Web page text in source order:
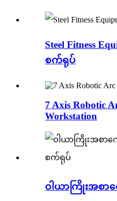
Steel Fitness
စက်ရုပ်
7 Axis Robotic
Workstation
ဝါယာကြိုးအစာ